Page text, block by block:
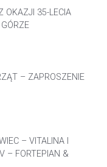
OKAZJI 35-LECIA
– ZAPROSZENIE
– VITALINA I
– FORTEPIAN &